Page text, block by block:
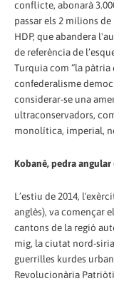
conflicte, abonarà
passar els 2 milions
HDP, que abandera
de referència de
Turquia com “la pàtria
confederalisme
considerar-se una
ultraconservadors,
monolítica, imperial,
Kobanê, pedra
L’estiu de 2014,
anglès), va començar
cantons de la regió
mig, la ciutat nord-
guerrilles kurdes
Revolucionària